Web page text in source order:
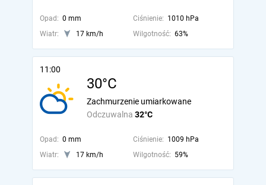
Opad: 0 mm Ciśnienie: 1010 hPa
Wiatr:
17 km/h Wilgotność: 63%
11:00
30°C
Odczuwalna 32°C
Zachmurzenie umiarkowane
Opad: 0 mm Ciśnienie: 1009 hPa
Wiatr:
17 km/h Wilgotność: 59%